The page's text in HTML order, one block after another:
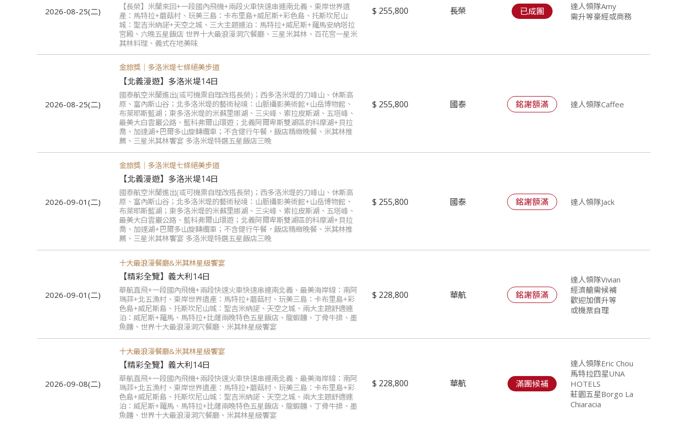
2026-08-25(二)
【長榮】米蘭來回+一段國內飛機+兩段火車快速串連南北義、東岸世界遺
產：馬特拉+蘑菇村、玩美三島：卡布里島+威尼斯+彩色島、托斯坎尼山
城：聖吉米納諾+天空之城、三大主題連泊：馬特拉+威尼斯+羅馬安納塔拉
宮殿、六晚五星飯店 世界十大最浪漫洞穴餐廳、三星米其林、百花宮一星米
其林料理、義式在地美味
255,800 長榮 已成團
達人領隊Amy
需升等豪經或商務
2026-08-25(二)
金旅獎｜多洛米堤七條絕美步道
【北義漫遊】多洛米堤14日
國泰航空米蘭進出(或可機票自理改搭長榮)；西多洛米堤的刀峰山、休斯高
原、富內斯山谷；北多洛米堤的藝術秘境：山脈攝影美術館+山岳博物館、
布萊耶斯藍湖；東多洛米堤的米蘇里娜湖、三尖峰、索拉皮斯湖、五塔峰、
最美大白雲巖公路、藍科弗爾山環遊；北義阿爾卑斯雙湖區的科摩湖+貝拉
喬、加達湖+巴爾多山旋轉纜車；不含健行午餐，飯店精緻晚餐、米其林推
薦、三星米其林饗宴 多洛米堤特選五星飯店三晚
255,800 國泰 銘謝額滿 達人領隊Caffee
2026-09-01(二)
金旅獎｜多洛米堤七條絕美步道
【北義漫遊】多洛米堤14日
國泰航空米蘭進出(或可機票自理改搭長榮)；西多洛米堤的刀峰山、休斯高
原、富內斯山谷；北多洛米堤的藝術秘境：山脈攝影美術館+山岳博物館、
布萊耶斯藍湖；東多洛米堤的米蘇里娜湖、三尖峰、索拉皮斯湖、五塔峰、
最美大白雲巖公路、藍科弗爾山環遊；北義阿爾卑斯雙湖區的科摩湖+貝拉
喬、加達湖+巴爾多山旋轉纜車；不含健行午餐，飯店精緻晚餐、米其林推
薦、三星米其林饗宴 多洛米堤特選五星飯店三晚
255,800 國泰 銘謝額滿 達人領隊Jack
2026-09-01(二)
十大最浪漫餐廳&米其林星級饗宴
【精彩全覽】義大利14日
華航直飛+一段國內飛機+兩段快速火車快速串連南北義、最美海岸線：南阿
瑪菲+北五漁村、東岸世界遺產：馬特拉+蘑菇村、玩美三島：卡布里島+彩
色島+威尼斯島、托斯坎尼山城：聖吉米納諾、天空之城、兩大主題舒適連
泊：威尼斯+羅馬、馬特拉+比薩兩晚特色五星飯店、龍蝦麵、丁骨牛排、墨
魚麵、世界十大最浪漫洞穴餐廳、米其林星級饗宴
228,800 華航 銘謝額滿
達人領隊Vivian
經濟艙需候補
歡迎加價升等
或機票自理
2026-09-08(二)
十大最浪漫餐廳&米其林星級饗宴
【精彩全覽】義大利14日
華航直飛+一段國內飛機+兩段快速火車快速串連南北義、最美海岸線：南阿
瑪菲+北五漁村、東岸世界遺產：馬特拉+蘑菇村、玩美三島：卡布里島+彩
色島+威尼斯島、托斯坎尼山城：聖吉米納諾、天空之城、兩大主題舒適連
泊：威尼斯+羅馬、馬特拉+比薩兩晚特色五星飯店、龍蝦麵、丁骨牛排、墨
魚麵、世界十大最浪漫洞穴餐廳、米其林星級饗宴
228,800 華航 滿團候補
達人領隊Eric Chou
馬特拉四星UNA
HOTELS
莊園五星Borgo La
Chiaracia